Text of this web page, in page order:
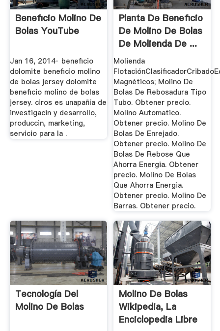
Beneficio Molino De
Bolas YouTube
Jan 16, 2014· beneficio
dolomite beneficio molino
de bolas jersey dolomite
beneficio molino de bolas
jersey. ciros es unapañía de
investigacin y desarrollo,
produccin, marketing,
servicio para la .
Planta De Beneficio
De Molino De Bolas
De Molienda De ...
Molienda
Magnéticos; Molino De
Bolas De Rebosadura Tipo
Tubo. Obtener precio.
Molino Automatico.
Obtener precio. Molino De
Bolas De Enrejado.
Obtener precio. Molino De
Bolas De Rebose Que
Ahorra Energia. Obtener
precio. Molino De Bolas
Que Ahorra Energia.
Obtener precio. Molino De
Barras. Obtener precio.
Tecnología Del
Molino De Bolas
Molino De Bolas
Wikipedia, La
Enciclopedia Libre